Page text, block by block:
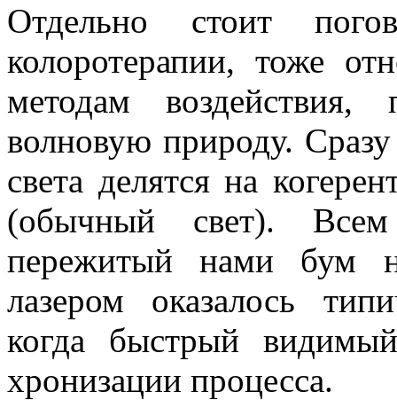
Отдельно стоит
колоротерапии, тоже
методам
волновую природу.
света делятся на
(обычный свет).
пережитый нами бум
лазером оказалось
когда быстрый
хронизации процесса.